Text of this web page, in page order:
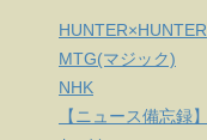
HUNTER×HUNTER
MTG(マジック)
NHK
【ニュース備忘録】